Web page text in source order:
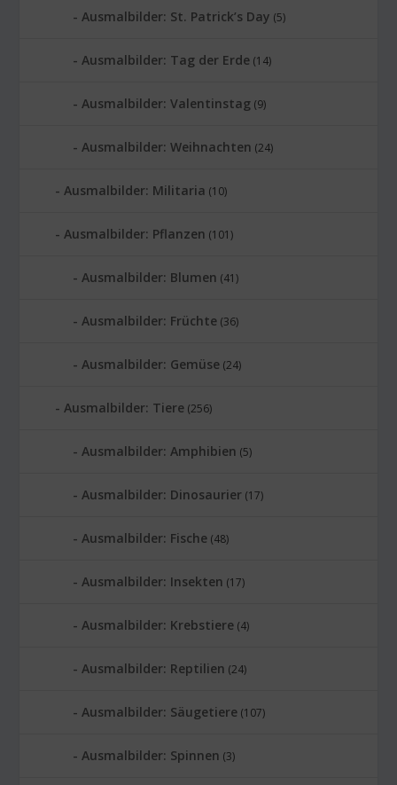
Ausmalbilder: St. Patrick’s Day (5)
Ausmalbilder: Tag der Erde (14)
Ausmalbilder: Valentinstag (9)
Ausmalbilder: Weihnachten (24)
Ausmalbilder: Militaria (10)
Ausmalbilder: Pflanzen (101)
Ausmalbilder: Blumen (41)
Ausmalbilder: Früchte (36)
Ausmalbilder: Gemüse (24)
Ausmalbilder: Tiere (256)
Ausmalbilder: Amphibien (5)
Ausmalbilder: Dinosaurier (17)
Ausmalbilder: Fische (48)
Ausmalbilder: Insekten (17)
Ausmalbilder: Krebstiere (4)
Ausmalbilder: Reptilien (24)
Ausmalbilder: Säugetiere (107)
Ausmalbilder: Spinnen (3)